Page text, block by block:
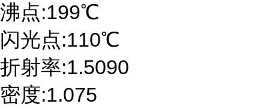
沸点:199℃
闪光点:110℃
折射率:1.5090
密度:1.075